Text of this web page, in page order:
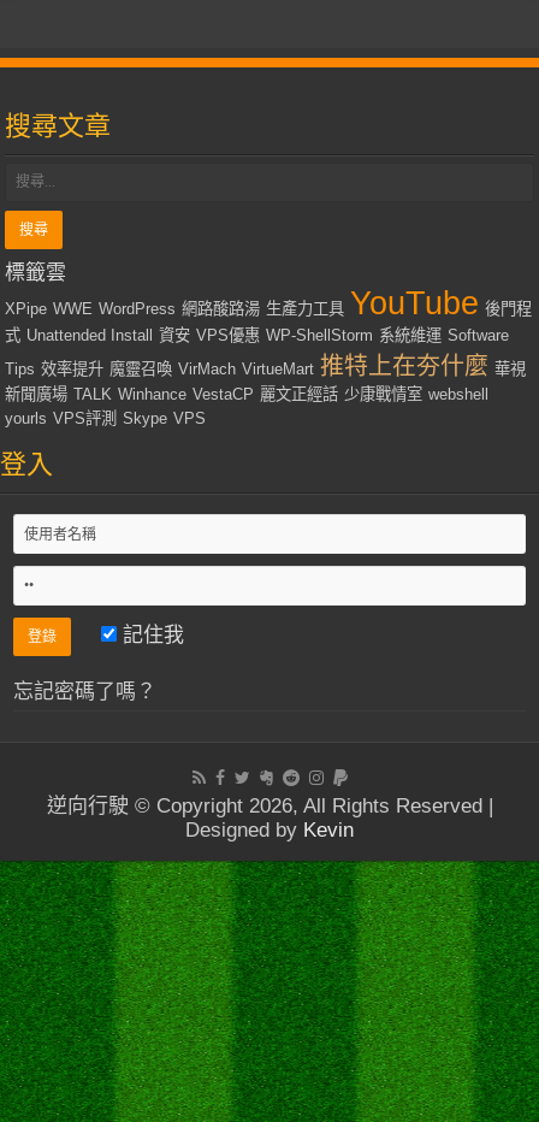
搜尋文章
標籤雲
XPipe WWE WordPress 網路酸路湯 生產力工具 YouTube 後門程
式 Unattended Install 資安 VPS優惠 WP-ShellStorm 系統維運 Software
Tips 效率提升 魔靈召喚 VirMach VirtueMart 推特上在夯什麼 華視
新聞廣場 TALK Winhance VestaCP 麗文正經話 少康戰情室 webshell
yourls VPS評測 Skype VPS
登入
記住我
忘記密碼了嗎？
逆向行駛 © Copyright 2026, All Rights Reserved |
Designed by Kevin